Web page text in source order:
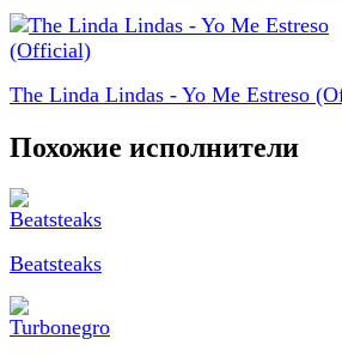
The Linda Lindas - Yo Me Estreso
Похожие исполнители
Beatsteaks